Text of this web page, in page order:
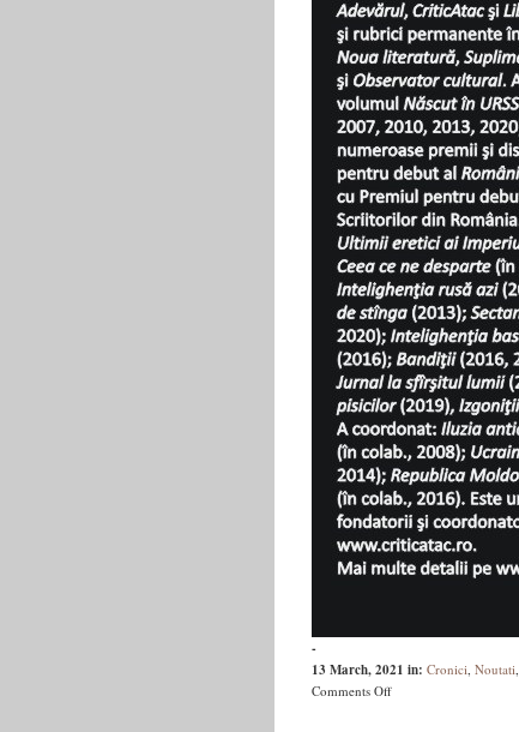
-
13 March, 2021 in: Cronici, Noutati,
Comments Offon